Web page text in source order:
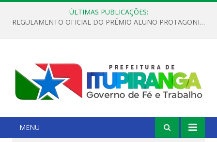
ÚLTIMAS PUBLICAÇÕES:
REGULAMENTO OFICIAL DO PRÊMIO ALUNO PROTAGONISTA – EDIÇÃO 2026
MENU